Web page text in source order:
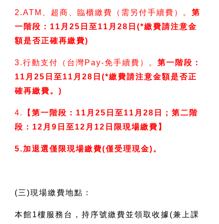
2.ATM 、超商、臨櫃繳費（需另付手續費）。 第
一階段：11月25日至11月28日(*繳費請注意金
額是否正確再繳費)
3.行動支付（台灣Pay-免手續費）。 第一階段：
11月25日至11月28日(*繳費請注意金額是否正
確再繳費。)
4.
【第一階段：11月25日至11月28日；第二階
段：12月9日至12月12日限現場繳費】
5.加退選僅限現場繳費(僅受理現金)。
(三)現場繳費地點：
本館1樓服務台，持序號繳費並領取收據(兼上課